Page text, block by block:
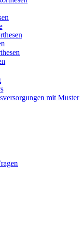
mit Muster